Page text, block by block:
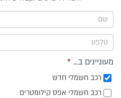
תפריט
צד
מעוניינים ב... *
רכב חשמלי חדש
רכב חשמלי אפס קילומטרים